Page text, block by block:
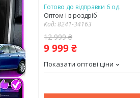
Готово до відправки 6 од.
Оптом і в роздріб
Код:8241-34163
12 999 ₴
9 999 ₴
Показати оптові ціни